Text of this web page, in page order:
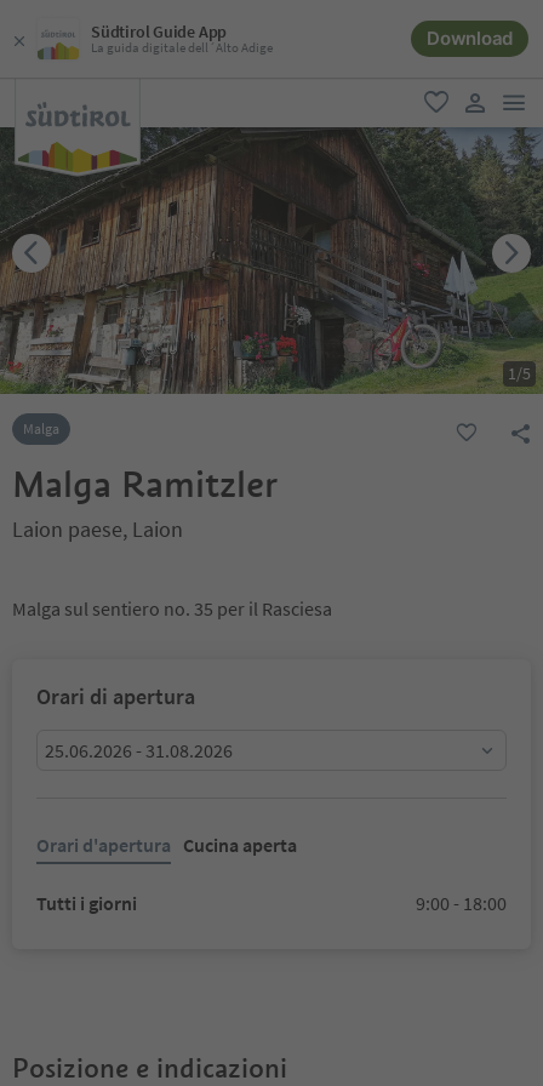
Südtirol Guide App
La guida digitale dell´Alto Adige Download
favoriti
user link
1/5
Malga
Malga Ramitzler
Laion paese, Laion
Malga sul sentiero no. 35 per il Rasciesa
Orari di apertura
25.06.2026 - 31.08.2026
Orari d'apertura Cucina aperta
Tutti i giorni 9:00 - 18:00
Posizione e indicazioni